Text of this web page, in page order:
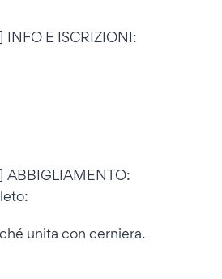
INFO E ISCRIZIONI:
ABBIGLIAMENTO:
unita con cerniera.